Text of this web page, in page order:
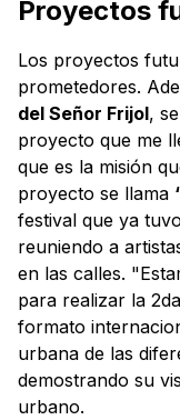
Proyectos
Los proyectos
prometedores.
del Señor Frijol,
proyecto que me
que es la misión
proyecto se llama
festival que ya
reuniendo a
en las calles.
para realizar la
formato
urbana de las
demostrando su
urbano.